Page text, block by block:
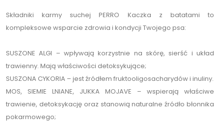
Składniki karmy suchej PERRO Kaczka z batatami to
kompleksowe wsparcie zdrowia i kondycji Twojego psa:
SUSZONE ALGI – wpływają korzystnie na skórę, sierść i układ
trawienny. Mają właściwości detoksykujące;
SUSZONA CYKORIA – jest źródłem fruktooligosacharydów i inuliny.
MOS, SIEMIE LNIANE, JUKKA MOJAVE – wspierają właściwe
trawienie, detoksykację oraz stanowią naturalne źródło błonnika
pokarmowego;